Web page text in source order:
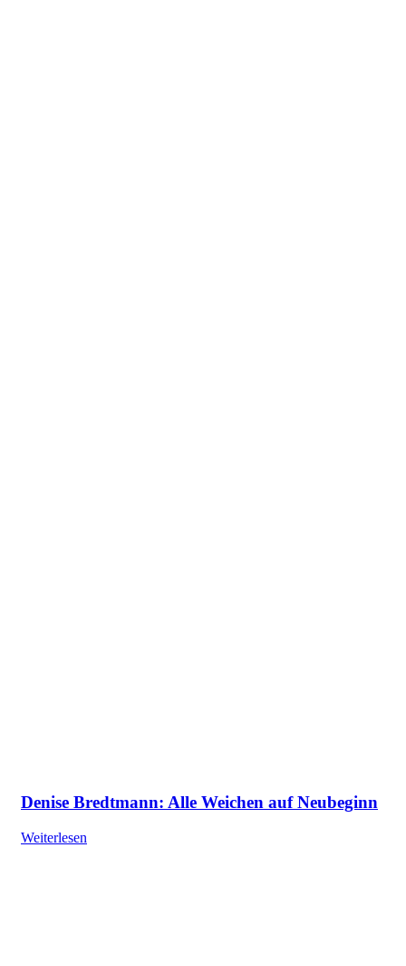
Denise Bredtmann: Alle Weichen auf Neubeginn
Weiterlesen